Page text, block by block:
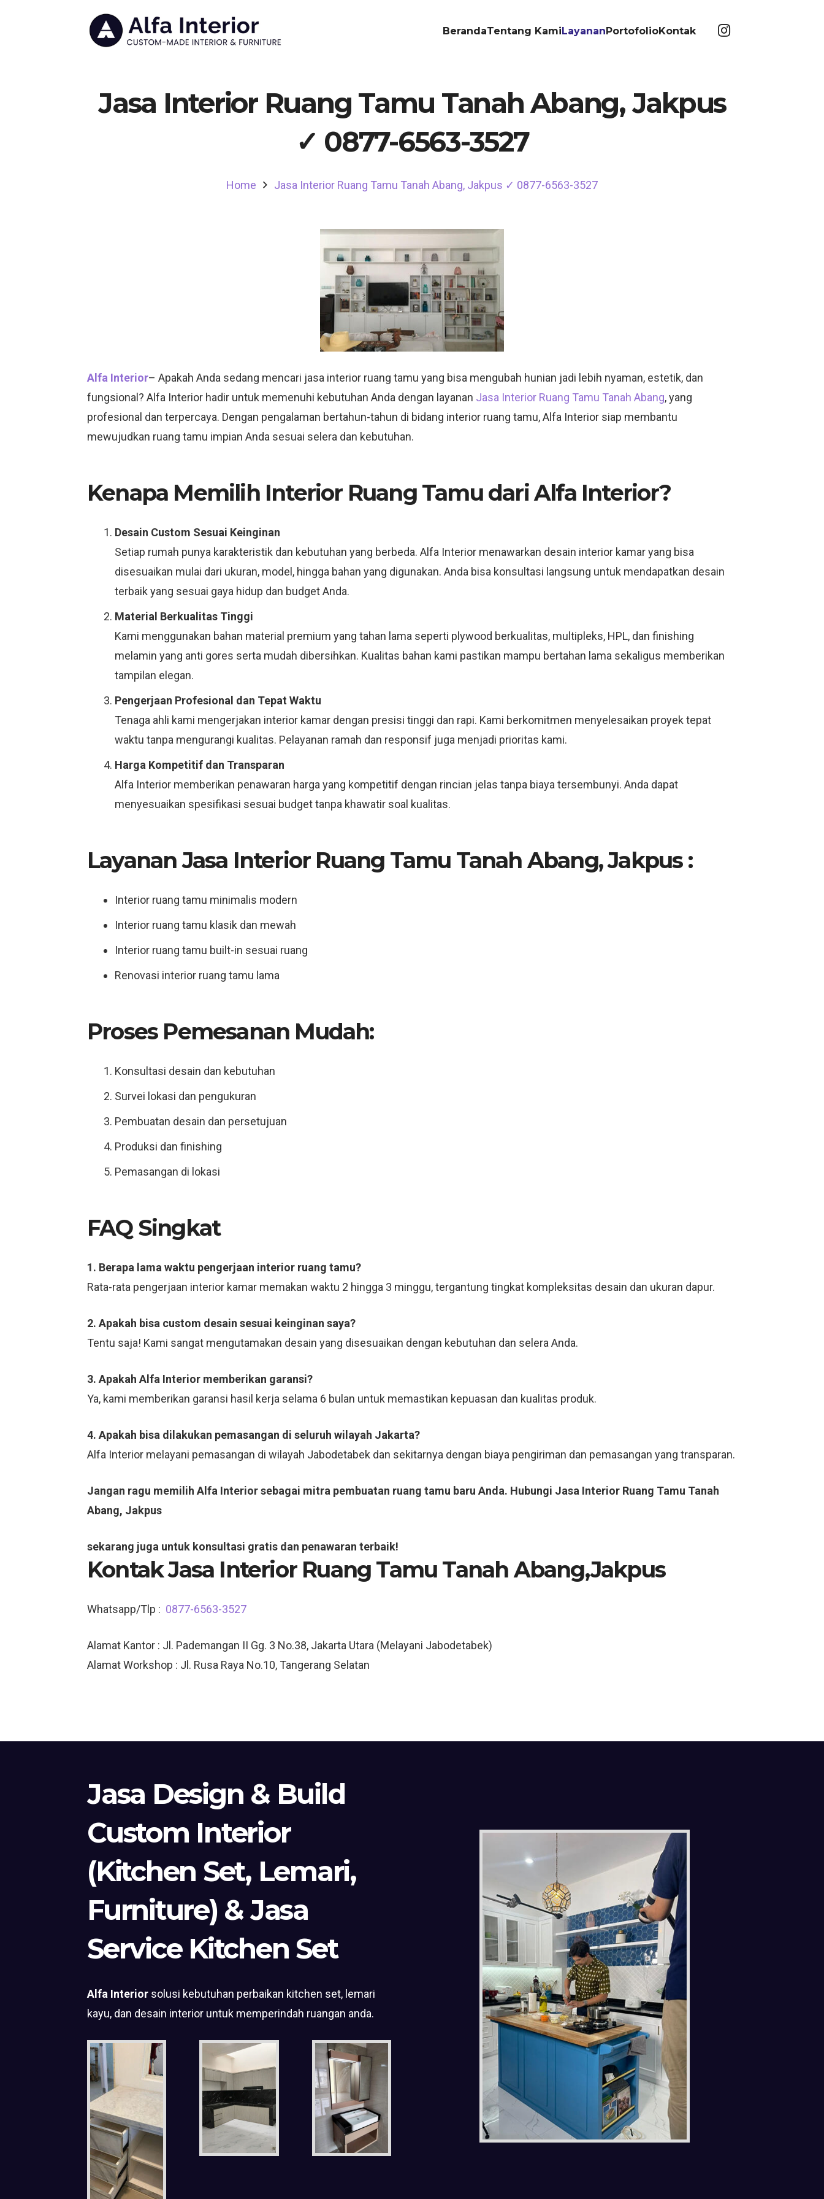
BerandaTentang KamiLayananPortofolioKontak
Jasa Interior Ruang Tamu Tanah Abang, Jakpus
✓ 0877-6563-3527
Home Jasa Interior Ruang Tamu Tanah Abang, Jakpus ✓ 0877-6563-3527
Alfa Interior– Apakah Anda sedang mencari jasa interior ruang tamu yang bisa mengubah hunian jadi lebih nyaman, estetik, dan
fungsional? Alfa Interior hadir untuk memenuhi kebutuhan Anda dengan layanan Jasa Interior Ruang Tamu Tanah Abang, yang
profesional dan terpercaya. Dengan pengalaman bertahun-tahun di bidang interior ruang tamu, Alfa Interior siap membantu
mewujudkan ruang tamu impian Anda sesuai selera dan kebutuhan.
Kenapa Memilih Interior Ruang Tamu dari Alfa Interior?
Desain Custom Sesuai Keinginan
Setiap rumah punya karakteristik dan kebutuhan yang berbeda. Alfa Interior menawarkan desain interior kamar yang bisa
disesuaikan mulai dari ukuran, model, hingga bahan yang digunakan. Anda bisa konsultasi langsung untuk mendapatkan desain
terbaik yang sesuai gaya hidup dan budget Anda.
Material Berkualitas Tinggi
Kami menggunakan bahan material premium yang tahan lama seperti plywood berkualitas, multipleks, HPL, dan finishing
melamin yang anti gores serta mudah dibersihkan. Kualitas bahan kami pastikan mampu bertahan lama sekaligus memberikan
tampilan elegan.
Pengerjaan Profesional dan Tepat Waktu
Tenaga ahli kami mengerjakan interior kamar dengan presisi tinggi dan rapi. Kami berkomitmen menyelesaikan proyek tepat
waktu tanpa mengurangi kualitas. Pelayanan ramah dan responsif juga menjadi prioritas kami.
Harga Kompetitif dan Transparan
Alfa Interior memberikan penawaran harga yang kompetitif dengan rincian jelas tanpa biaya tersembunyi. Anda dapat
menyesuaikan spesifikasi sesuai budget tanpa khawatir soal kualitas.
Layanan Jasa Interior Ruang Tamu Tanah Abang, Jakpus :
Interior ruang tamu minimalis modern
Interior ruang tamu klasik dan mewah
Interior ruang tamu built-in sesuai ruang
Renovasi interior ruang tamu lama
Proses Pemesanan Mudah:
Konsultasi desain dan kebutuhan
Survei lokasi dan pengukuran
Pembuatan desain dan persetujuan
Produksi dan finishing
Pemasangan di lokasi
FAQ Singkat
1. Berapa lama waktu pengerjaan interior ruang tamu?
Rata-rata pengerjaan interior kamar memakan waktu 2 hingga 3 minggu, tergantung tingkat kompleksitas desain dan ukuran dapur.
2. Apakah bisa custom desain sesuai keinginan saya?
Tentu saja! Kami sangat mengutamakan desain yang disesuaikan dengan kebutuhan dan selera Anda.
3. Apakah Alfa Interior memberikan garansi?
Ya, kami memberikan garansi hasil kerja selama 6 bulan untuk memastikan kepuasan dan kualitas produk.
4. Apakah bisa dilakukan pemasangan di seluruh wilayah Jakarta?
Alfa Interior melayani pemasangan di wilayah Jabodetabek dan sekitarnya dengan biaya pengiriman dan pemasangan yang transparan.
Jangan ragu memilih Alfa Interior sebagai mitra pembuatan ruang tamu baru Anda. Hubungi Jasa Interior Ruang Tamu Tanah
Abang, Jakpus
sekarang juga untuk konsultasi gratis dan penawaran terbaik!
Kontak Jasa Interior Ruang Tamu Tanah Abang,Jakpus
Whatsapp/Tlp : 0877-6563-3527
Alamat Kantor : Jl. Pademangan II Gg. 3 No.38, Jakarta Utara (Melayani Jabodetabek)
Alamat Workshop : Jl. Rusa Raya No.10, Tangerang Selatan
Jasa Design & Build
Custom Interior
(Kitchen Set, Lemari,
Furniture) & Jasa
Service Kitchen Set
Alfa Interior solusi kebutuhan perbaikan kitchen set, lemari
kayu, dan desain interior untuk memperindah ruangan anda.